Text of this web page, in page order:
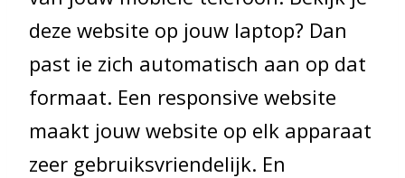
deze website op jouw laptop? Dan
past ie zich automatisch aan op dat
formaat. Een responsive website
maakt jouw website op elk apparaat
zeer gebruiksvriendelijk. En